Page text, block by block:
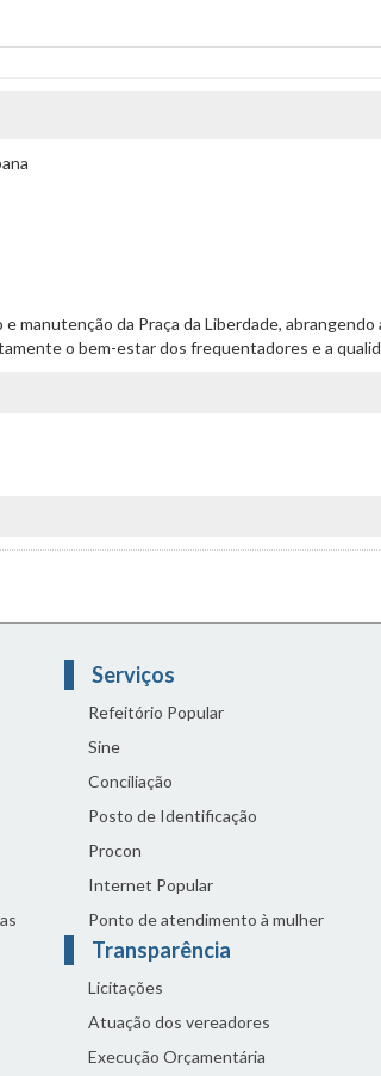
manutenção da Praça da Liberdade,
o bem-estar dos frequentadores e a
Serviços
Refeitório Popular
Sine
Conciliação
Posto de Identificação
Procon
Internet Popular
Ponto de atendimento à mulher
Transparência
Licitações
Atuação dos vereadores
Execução Orçamentária